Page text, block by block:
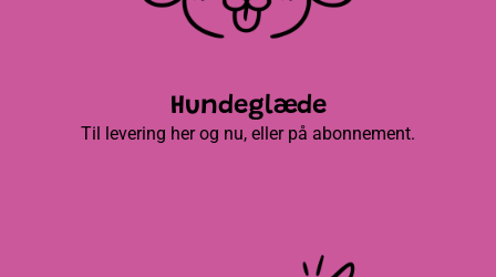
Hundeglæde
Til levering her og nu, eller på abonnement.